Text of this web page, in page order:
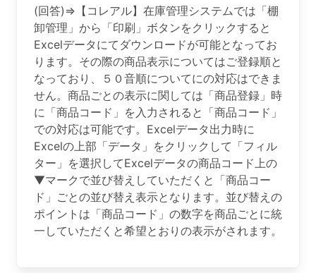
(回答)⇒【コレアル】在庫管理システムでは「棚
卸管理」から「印刷」ボタンをクリックすると
Excelデータにてダウンロードが可能となってお
ります。その際の商品表示についてはご登録順と
なっており、５０音順についてにの対応はできま
せん。商品ごとの表示に関しては「商品登録」時
に「商品コード」を入力されると「商品コード」
での対応は可能です。Excelデータ出力時に
Excelの上部「データ」をクリックして「フィル
ター」を選択してExcelデータの商品コード上の
▼マークで並び替えしていただくと「商品コー
ド」ごとの並び替え表示となります。並び替えの
ポイントは「商品コード」の数字を商品ごとに統
一していただくと希望とおりの表示がされます。